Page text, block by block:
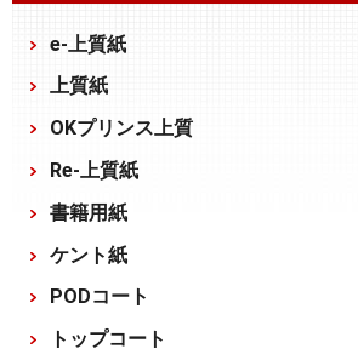
e-上質紙
上質紙
OKプリンス上質
Re-上質紙
書籍用紙
ケント紙
PODコート
トップコート